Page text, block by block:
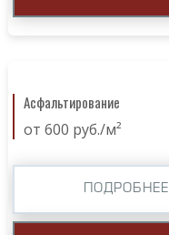
Асфальтирование
от 600 руб./м²
ПОДРОБНЕЕ